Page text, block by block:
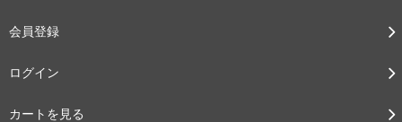
会員登録
ログイン
カートを見る